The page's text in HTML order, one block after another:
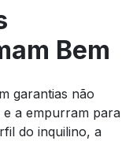
Bem
garantias não
e a empurram para
do inquilino, a